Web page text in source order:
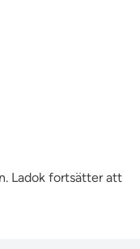
Ladok fortsätter att